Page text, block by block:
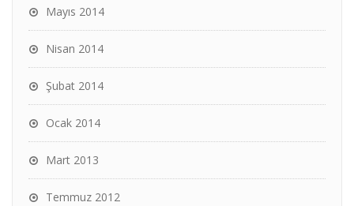
Mayıs 2014
Nisan 2014
Şubat 2014
Ocak 2014
Mart 2013
Temmuz 2012